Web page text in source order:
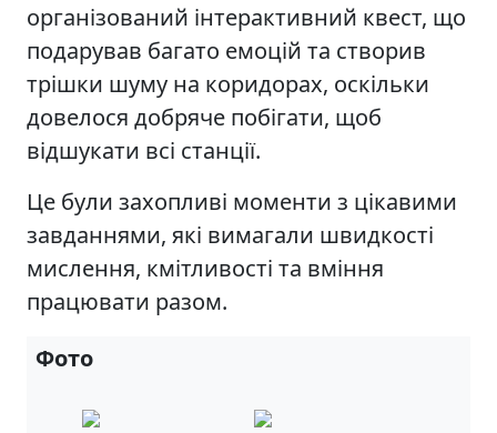
організований інтерактивний квест, що
подарував багато емоцій та створив
трішки шуму на коридорах, оскільки
довелося добряче побігати, щоб
відшукати всі станції.
Це були захопливі моменти з цікавими
завданнями, які вимагали швидкості
мислення, кмітливості та вміння
працювати разом.
Фото